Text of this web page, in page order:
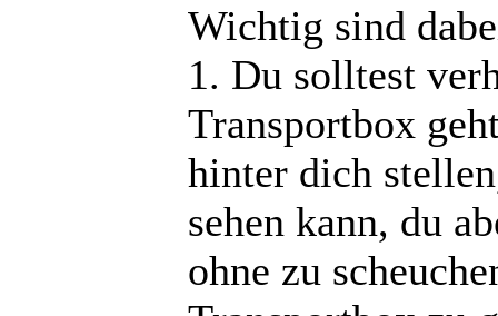
Wichtig sind
1. Du solltest
Transportbox
hinter dich
sehen kann, du
ohne zu